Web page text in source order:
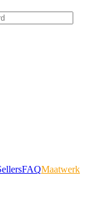
FAQMaatwerk